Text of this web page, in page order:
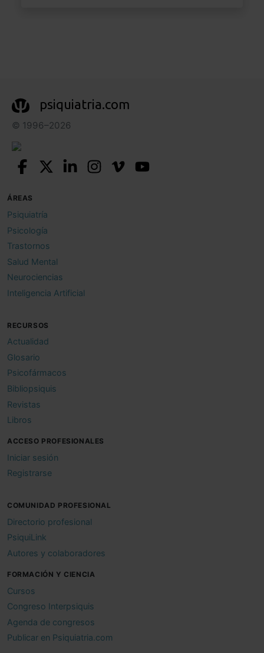
psiquiatria.com
© 1996–2026
ÁREAS
Psiquiatría
Psicología
Trastornos
Salud Mental
Neurociencias
Inteligencia Artificial
RECURSOS
Actualidad
Glosario
Psicofármacos
Bibliopsiquis
Revistas
Libros
ACCESO PROFESIONALES
Iniciar sesión
Registrarse
COMUNIDAD PROFESIONAL
Directorio profesional
PsiquiLink
Autores y colaboradores
FORMACIÓN Y CIENCIA
Cursos
Congreso Interpsiquis
Agenda de congresos
Publicar en Psiquiatria.com